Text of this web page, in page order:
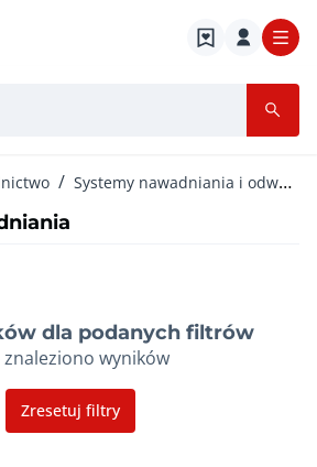
Systemy nawadniania i odwadniania
dla podanych filtrów
znaleziono wyników
Zresetuj filtry